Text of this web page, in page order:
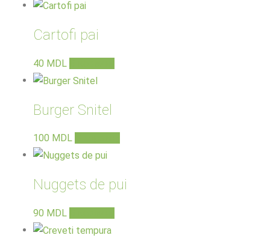
Cartofi pai
40 MDL
Burger Snitel
100 MDL
Nuggets de pui
90 MDL